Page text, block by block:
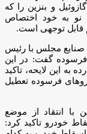
و بنزین را که
نو به خود اختصاص
قابل توجهی است.
صنایع مجلس با رئیس
گفت: در این
به این لایحه، تاکید
فرسوده تعطیل
انتقاد از موضع
خودرو تاکید کرد: